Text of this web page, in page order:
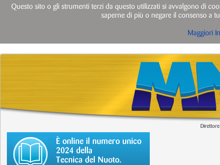
È online il numero unico
2024 della
Tecnica del Nuoto.
Questo sito o gli strumenti terzi da questo utilizzati si avvalgono di
saperne di più o negare il consenso a
Maggiori